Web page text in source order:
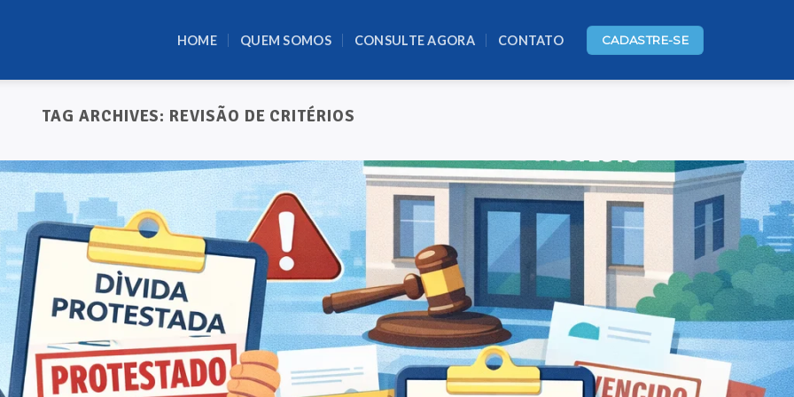
HOME QUEM SOMOS CONSULTE AGORA CONTATO CADASTRE-SE
TAG ARCHIVES: REVISÃO DE CRITÉRIOS